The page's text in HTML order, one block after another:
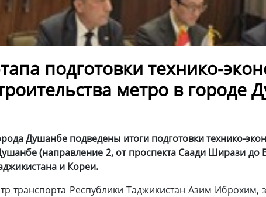
подготовки технико-
метро в городе
Душанбе подведены итоги подготовки технико-
(направление 2, от проспекта Саади Ширази до
и Кореи.
транспорта Республики Таджикистан Азим Иброхим,